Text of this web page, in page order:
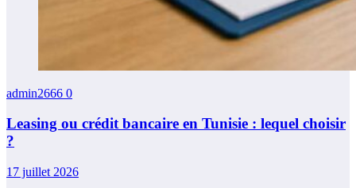
admin2666 0
Leasing ou crédit bancaire en Tunisie : lequel choisir
?
17 juillet 2026